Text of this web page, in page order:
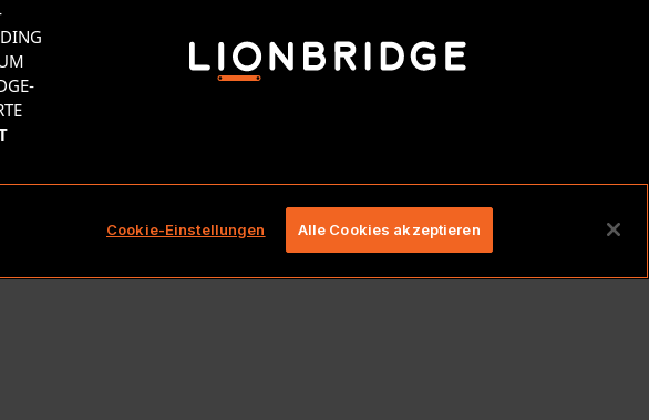
Rechte vorbehalten.
Cookie-Einstellungen Alle Cookies akzeptieren